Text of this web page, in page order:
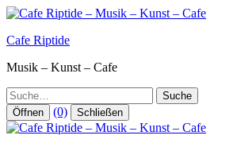
Zum
springen
Cafe Riptide
Musik – Kunst – Cafe
Suche
Öffnen (0) Schließen